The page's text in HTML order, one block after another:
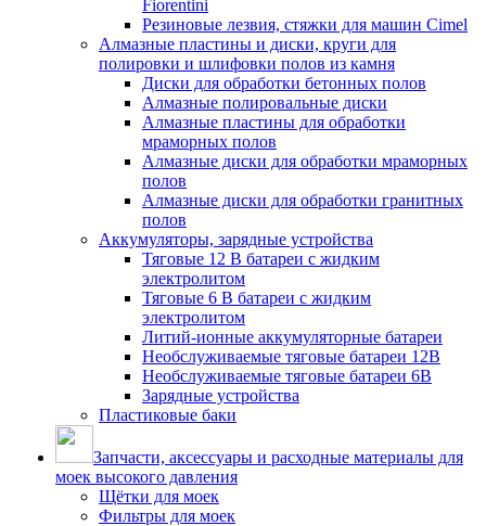
Fiorentini
Резиновые лезвия, стяжки для машин Cimel
Алмазные пластины и диски, круги для
полировки и шлифовки полов из камня
Диски для обработки бетонных полов
Алмазные полировальные диски
Алмазные пластины для обработки
мраморных полов
Алмазные диски для обработки мраморных
полов
Алмазные диски для обработки гранитных
полов
Аккумуляторы, зарядные устройства
Тяговые 12 В батареи с жидким
электролитом
Тяговые 6 В батареи с жидким
электролитом
Литий-ионные аккумуляторные батареи
Необслуживаемые тяговые батареи 12В
Необслуживаемые тяговые батареи 6В
Зарядные устройства
Пластиковые баки
Запчасти, аксессуары и расходные материалы для
моек высокого давления
Щётки для моек
Фильтры для моек